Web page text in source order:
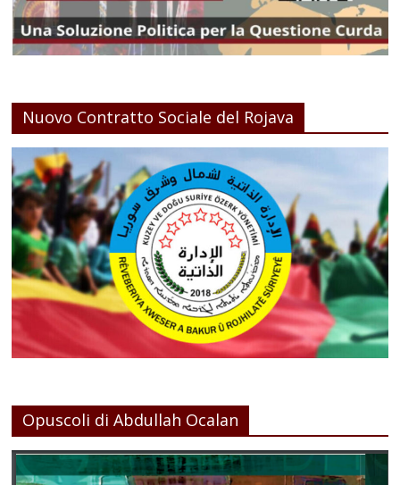
Nuovo Contratto Sociale del Rojava
Opuscoli di Abdullah Ocalan